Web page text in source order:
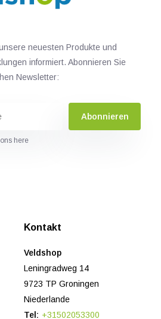
neuesten Produkte und
informiert. Abonnieren Sie
Newsletter:
Abonnieren
here
Kontakt
Veldshop
Leningradweg 14
9723 TP Groningen
Niederlande
Tel: +31502053300